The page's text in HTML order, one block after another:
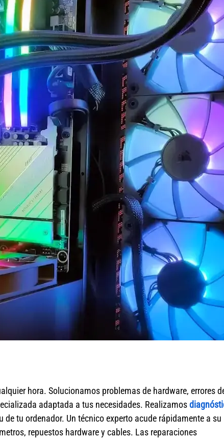
hora. Solucionamos problemas de hardware, errores
adaptada a tus necesidades. Realizamos
tu ordenador. Un técnico experto acude rápidamente a su
repuestos hardware y cables. Las reparaciones